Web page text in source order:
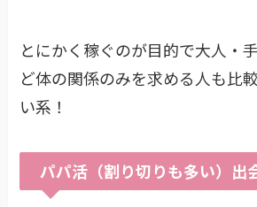
とにかく稼ぐのが目的で大人・
ど体の関係のみを求める人も比
い系！
パパ活（割り切りも多い）出